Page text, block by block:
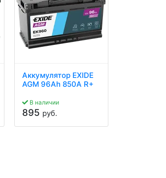
Аккумулятор EXIDE
AGM 96Ah 850A R+
В наличии
895 руб.